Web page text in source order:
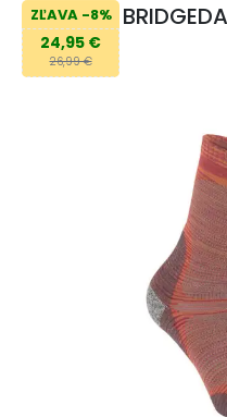
ZĽAVA -8%
24,95 €
26,99 €